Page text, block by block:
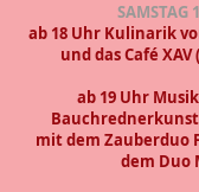
SAMSTAG
ab 18 Uhr ​​Kulinarik
​und das Café
ab 19 Uhr
Bauchrednerkunst
mit dem Zauberduo
dem Duo